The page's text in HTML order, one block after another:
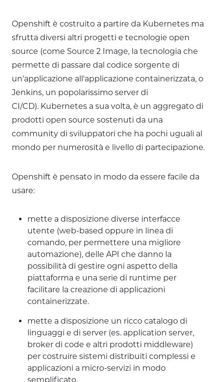
Openshift è costruito a partire da Kubernetes ma
sfrutta diversi altri progetti e tecnologie open
source (come Source 2 Image, la tecnologia che
permette di passare dal codice sorgente di
un'applicazione all'applicazione containerizzata, o
Jenkins, un popolarissimo server di
CI/CD). Kubernetes a sua volta, è un aggregato di
prodotti open source sostenuti da una
community di sviluppatori che ha pochi uguali al
mondo per numerosità e livello di partecipazione.
Openshift è pensato in modo da essere facile da
usare:
mette a disposizione diverse interfacce
utente (web-based oppure in linea di
comando, per permettere una migliore
automazione), delle API che danno la
possibilità di gestire ogni aspetto della
piattaforma e una serie di runtime per
facilitare la creazione di applicazioni
containerizzate.
mette a disposizione un ricco catalogo di
linguaggi e di server (es. application server,
broker di code e altri prodotti middleware)
per costruire sistemi distribuiti complessi e
applicazioni a micro-servizi in modo
semplificato.